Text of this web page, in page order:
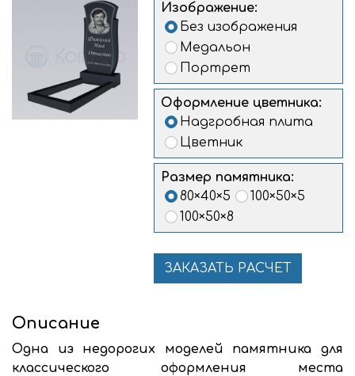
Изображение:
Без изображения
Медальон
Портрет
Оформление цветника:
Надгробная плита
Цветник
Размер памятника:
80×40×5
100×50×5
100×50×8
ЗАКАЗАТЬ РАСЧЕТ
Описание
Одна из недорогих моделей памятника для
классического оформления места